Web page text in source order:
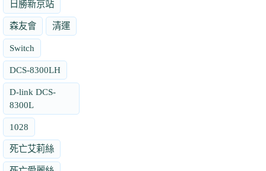
日勝新京站
森友會 清運
Switch
DCS-8300LH
D-link DCS-
8300L
1028
死亡艾莉絲